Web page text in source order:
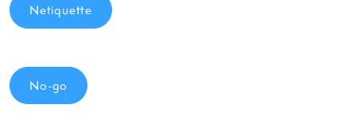
Netiquette
No-go